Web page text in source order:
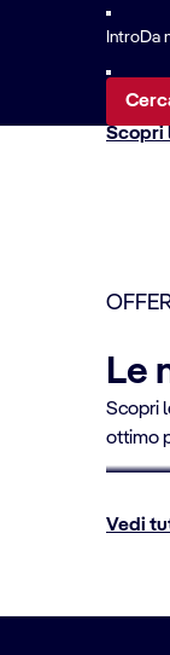
IntroDa
Scopri
Le
Scopri
ottimo
Vedi